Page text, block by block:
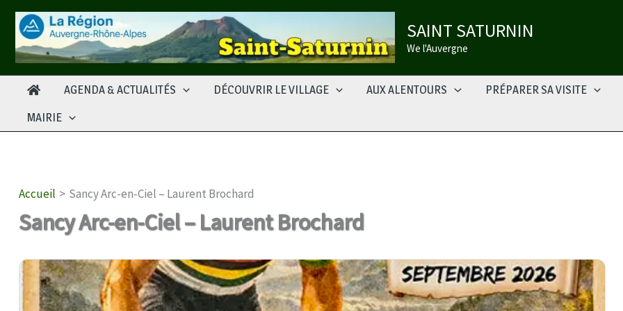
Aller
contenu
SAINT SATURNIN
We l'Auvergne
AGENDA & ACTUALITÉS DÉCOUVRIR LE VILLAGE AUX ALENTOURS
PRÉPARER SA VISITE
MAIRIE
Accueil Sancy Arc-en-Ciel – Laurent Brochard
Sancy Arc-en-Ciel – Laurent Brochard